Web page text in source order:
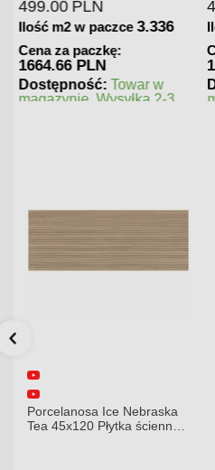
439.00 PLN
Ilość m2 w paczce 3.336
Cena za paczkę:
1464.5 PLN
Dostępność: Towar w
magazynie. Wysyłka 2-3
Porcelanosa Noa Tanzania
Almond 59,6X120 Płytka